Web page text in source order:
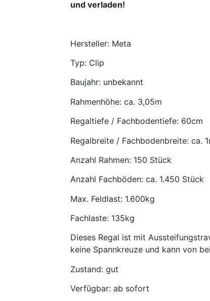
und verladen!
Hersteller: Meta
Typ: Clip
Baujahr: unbekannt
Rahmenhöhe: ca. 3,05m
Regaltiefe / Fachbodentiefe: 60cm
Regalbreite / Fachbodenbreite: ca.
Anzahl Rahmen: 150 Stück
Anzahl Fachböden: ca. 1.450 Stück
Max. Feldlast: 1.600kg
Fachlaste: 135kg
Dieses Regal ist mit
keine Spannkreuze und kann von
Zustand: gut
Verfügbar: ab sofort